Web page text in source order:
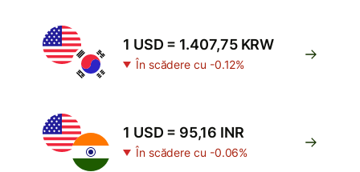
1 USD = 1.407,75 KRW
În scădere cu -0.12%
1 USD = 95,16 INR
În scădere cu -0.06%